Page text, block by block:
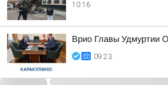
10:16
Врио Главы Удмуртии
09:23